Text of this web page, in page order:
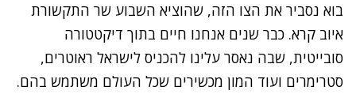
בוא נסביר את הצו הזה, שהוציא השבוע שר התקשורת
איוב קרא. כבר שנים אנחנו חיים בתוך דיקטטורה
סובייטית, שבה נאסר עלינו להכניס לישראל ראוטרים,
סטרימרים ועוד המון מכשירים שכל העולם משתמש בהם.